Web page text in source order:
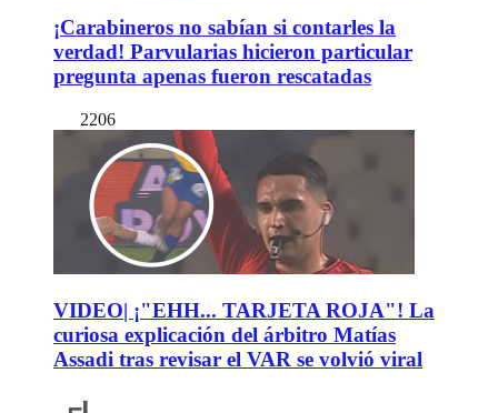
¡Carabineros no sabían si contarles la
verdad! Parvularias hicieron particular
pregunta apenas fueron rescatadas
2206
VIDEO| ¡"EHH... TARJETA ROJA"! La
curiosa explicación del árbitro Matías
Assadi tras revisar el VAR se volvió viral